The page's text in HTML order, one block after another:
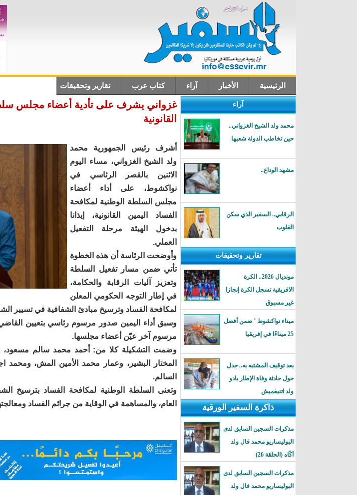
الرئيسية الأخبار آراء كتاب عرب تقارير وتحقيقات
آراء
محمد ولد الشيخ الغزواني..
حين تخاطب الدولة شعبها
مشهد الوداع..
الرقابي.. السفير الذي سكن
القلوب
تقارير وتحقيقات
مونديال 2026.. الكرة
الافريقية تسجل الكرة إنجازا
غير مسبوق
ميناء نواكشوط" ضمن أفضل
25 ميناءًا في إفريقيا
بعد توقيف المشتبه به.. جدل
حول حادثة وفاة الإطار بادو
ولد اتنيغميش
ذاكرة السفير الورقية
مذكرات السجين السابق لدى
البوليساريو محمد فال ولد
أكًاه (الحلقة 26)
مذكرات السجين السابق لدى
البوليساريو محمد فال ولد
غزواني يشرف على تأدية أعضاء مجلس
القانونية
أشرف رئيس الجمهورية محمد
ولد الشيخ الغزواني، مساء اليوم
الاثنين بالقصر الرئاسي في
نواكشوط، على أداء أعضاء
مجلس السلطة الوطنية لمكافحة
الفساد اليمين القانونية، إيذانا
بدخول الهيئة مرحلة التفعيل
العملي.
وأوضحت الرئاسة أن هذه الخطوة
تأتي ضمن مسار تفعيل السلطة
وتعزيز آليات الرقابة والحكامة،
في إطار التوجه الحكومي المعلن
لمكافحة الفساد وترسيخ مبادئ الشفافية في تسيير
وسبق أداء اليمين صدور مرسوم رئاسي بتعيين
مرسوم آخر عيّن أعضاء مجلسها.
وضمت التشكيلة كلا من: أحمد محمد سالم مسعود،
المختار البشير، وعمار محمد الأمين المش، ومحمد
السالم.
وتعنى السلطة الوطنية لمكافحة الفساد بترسيخ
العام، والمساهمة في الوقاية من جرائم الفساد